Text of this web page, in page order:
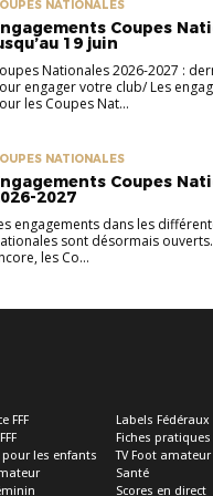
NATIONALES
Coupes
19 juin
Nationales 2026-2027 :
engager votre club/ Les
les Coupes Nat...
NATIONALES
Coupes
2027
engagements dans les
sont désormais
les Co...
FFF
pour les enfants
Labels Fédéraux
Fiches pratiques
TV Foot amateur
Santé
Scores en direct